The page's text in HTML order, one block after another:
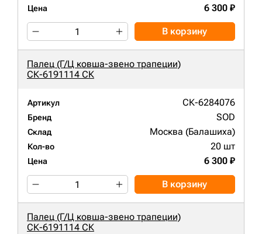
Цена 6 300 ₽
В корзину
Палец (Г/Ц ковша-звено трапеции)
СК-6191114 СК
Артикул СК-6284076
Бренд SOD
Склад Москва (Балашиха)
Кол-во 20 шт
Цена 6 300 ₽
В корзину
Палец (Г/Ц ковша-звено трапеции)
СК-6191114 СК